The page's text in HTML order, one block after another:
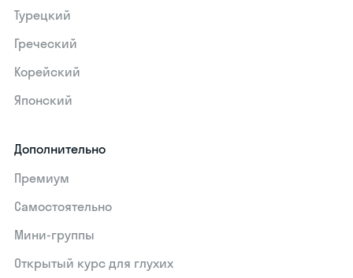
Турецкий
Греческий
Корейский
Японский
Дополнительно
Премиум
Самостоятельно
Мини-группы
Открытый курс для глухих